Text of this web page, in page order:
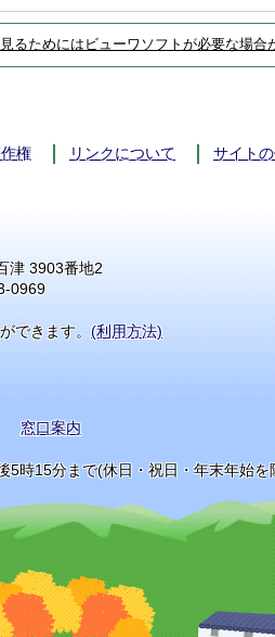
るためにはビューワソフトが必要な場合
権 リンクについて サイト
津 3903番地2
0969
できます。 (利用方法)
窓口案内
5時15分まで(休日・祝日・年末年始を